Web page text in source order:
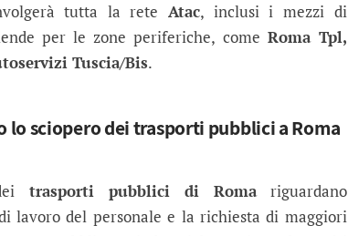
tutta la reteAtac, inclusi i mezzi di
per le zone periferiche, come Roma Tpl,
Tuscia/Bis.
lo sciopero dei trasporti pubblici a Roma
trasporti pubblici di Romariguardano
lavoro del personale e la richiesta di maggiori